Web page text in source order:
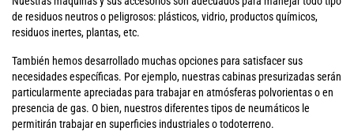
de residuos neutros o peligrosos: plásticos, vidrio, productos químicos,
residuos inertes, plantas, etc.
También hemos desarrollado muchas opciones para satisfacer sus
necesidades específicas. Por ejemplo, nuestras cabinas presurizadas serán
particularmente apreciadas para trabajar en atmósferas polvorientas o en
presencia de gas. O bien, nuestros diferentes tipos de neumáticos le
permitirán trabajar en superficies industriales o todoterreno.